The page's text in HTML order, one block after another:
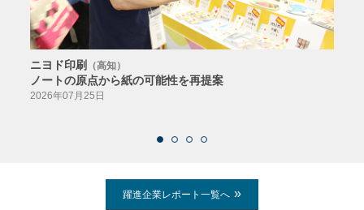
ニヨド印刷 （高知）
ノートの原点から紙の可能性を再提案
2026年07月25日
躍進企業レポート一覧へ